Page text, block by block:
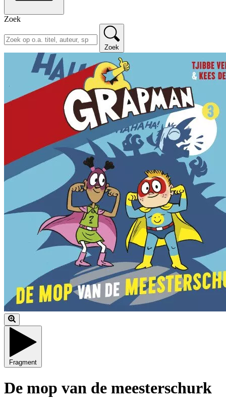
Zoek
Zoek
Fragment
De mop van de meesterschurk